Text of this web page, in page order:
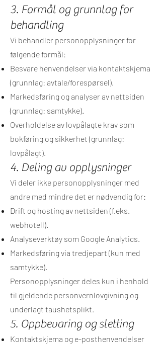
3. Formål og grunnlag for
behandling
Vi behandler personopplysninger for
følgende formål:
Besvare henvendelser via kontaktskjema
(grunnlag: avtale/forespørsel).
Markedsføring og analyser av nettsiden
(grunnlag: samtykke).
Overholdelse av lovpålagte krav som
bokføring og sikkerhet (grunnlag:
lovpålagt).
4. Deling av opplysninger
Vi deler ikke personopplysninger med
andre med mindre det er nødvendig for:
Drift og hosting av nettsiden (f.eks.
webhotell).
Analyseverktøy som Google Analytics.
Markedsføring via tredjepart (kun med
samtykke).
Personopplysninger deles kun i henhold
til gjeldende personvernlovgivning og
underlagt taushetsplikt.
5. Oppbevaring og sletting
Kontaktskjema og e-posthenvendelser